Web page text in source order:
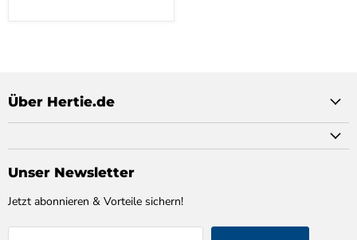
Über Hertie.de
Unser Newsletter
Jetzt abonnieren & Vorteile sichern!